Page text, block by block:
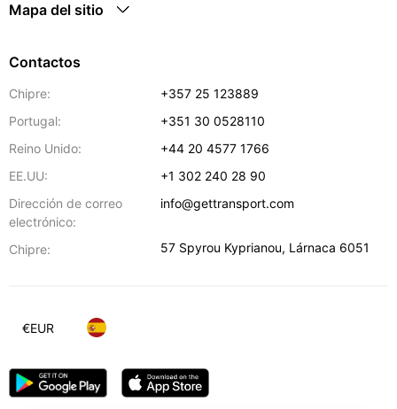
Mapa del sitio
Contactos
Chipre:
+357 25 123889
Portugal:
+351 30 0528110
Reino Unido:
+44 20 4577 1766
EE.UU:
+1 302 240 28 90
Dirección de correo
electrónico:
info@gettransport.com
Chipre: 57 Spyrou Kyprianou, Lárnaca 6051
€EUR